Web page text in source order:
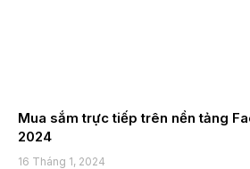
Mua sắm trực tiếp trên nền tảng
2024
16 Tháng 1, 2024